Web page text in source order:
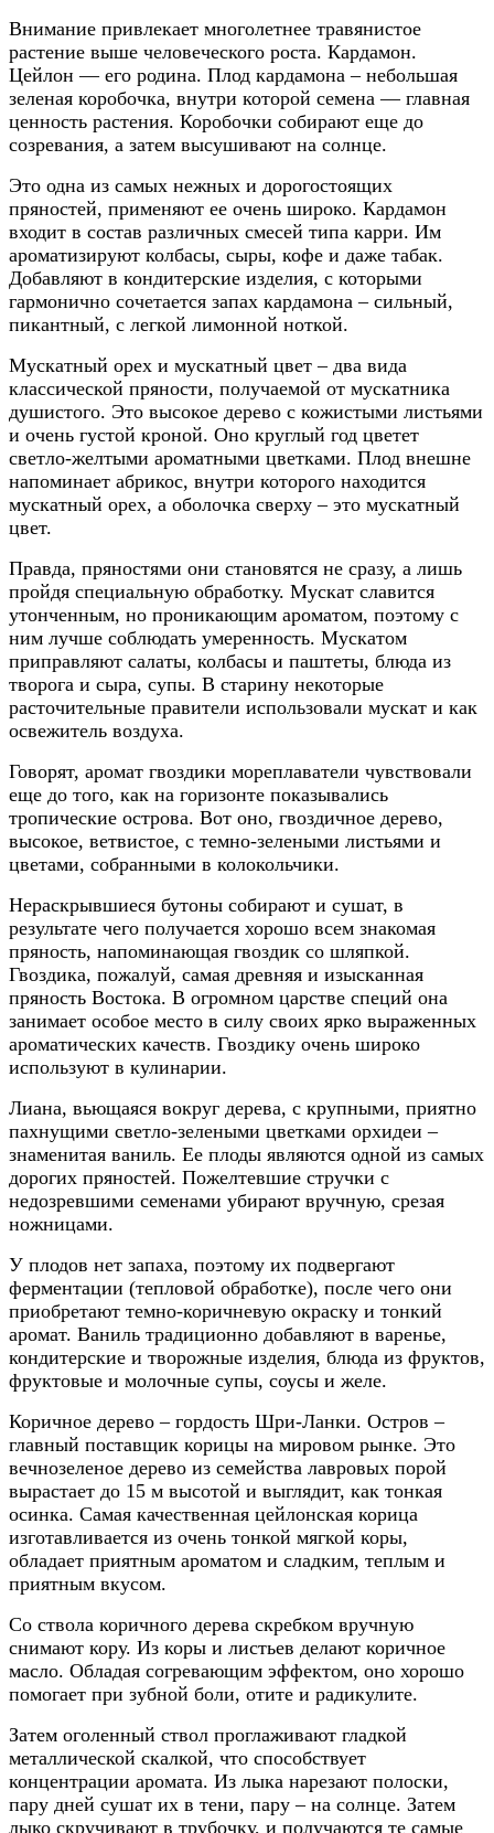
Внимание привлекает многолетнее травянистое
растение выше человеческого роста. Кардамон.
Цейлон — его родина. Плод кардамона – небольшая
зеленая коробочка, внутри которой семена — главная
ценность растения. Коробочки собирают еще до
созревания, а затем высушивают на солнце.
Это одна из самых нежных и дорогостоящих
пряностей, применяют ее очень широко. Кардамон
входит в состав различных смесей типа карри. Им
ароматизируют колбасы, сыры, кофе и даже табак.
Добавляют в кондитерские изделия, с которыми
гармонично сочетается запах кардамона – сильный,
пикантный, с легкой лимонной ноткой.
Мускатный орех и мускатный цвет – два вида
классической пряности, получаемой от мускатника
душистого. Это высокое дерево с кожистыми листьями
и очень густой кроной. Оно круглый год цветет
светло-желтыми ароматными цветками. Плод внешне
напоминает абрикос, внутри которого находится
мускатный орех, а оболочка сверху – это мускатный
цвет.
Правда, пряностями они становятся не сразу, а лишь
пройдя специальную обработку. Мускат славится
утонченным, но проникающим ароматом, поэтому с
ним лучше соблюдать умеренность. Мускатом
приправляют салаты, колбасы и паштеты, блюда из
творога и сыра, супы. В старину некоторые
расточительные правители использовали мускат и как
освежитель воздуха.
Говорят, аромат гвоздики мореплаватели чувствовали
еще до того, как на горизонте показывались
тропические острова. Вот оно, гвоздичное дерево,
высокое, ветвистое, с темно-зелеными листьями и
цветами, собранными в колокольчики.
Нераскрывшиеся бутоны собирают и сушат, в
результате чего получается хорошо всем знакомая
пряность, напоминающая гвоздик со шляпкой.
Гвоздика, пожалуй, самая древняя и изысканная
пряность Востока. В огромном царстве специй она
занимает особое место в силу своих ярко выраженных
ароматических качеств. Гвоздику очень широко
используют в кулинарии.
Лиана, вьющаяся вокруг дерева, с крупными, приятно
пахнущими светло-зелеными цветками орхидеи –
знаменитая ваниль. Ее плоды являются одной из самых
дорогих пряностей. Пожелтевшие стручки с
недозревшими семенами убирают вручную, срезая
ножницами.
У плодов нет запаха, поэтому их подвергают
ферментации (тепловой обработке), после чего они
приобретают темно-коричневую окраску и тонкий
аромат. Ваниль традиционно добавляют в варенье,
кондитерские и творожные изделия, блюда из фруктов,
фруктовые и молочные супы, соусы и желе.
Коричное дерево – гордость Шри-Ланки. Остров –
главный поставщик корицы на мировом рынке. Это
вечнозеленое дерево из семейства лавровых порой
вырастает до 15 м высотой и выглядит, как тонкая
осинка. Самая качественная цейлонская корица
изготавливается из очень тонкой мягкой коры,
обладает приятным ароматом и сладким, теплым и
приятным вкусом.
Со ствола коричного дерева скребком вручную
снимают кору. Из коры и листьев делают коричное
масло. Обладая согревающим эффектом, оно хорошо
помогает при зубной боли, отите и радикулите.
Затем оголенный ствол проглаживают гладкой
металлической скалкой, что способствует
концентрации аромата. Из лыка нарезают полоски,
пару дней сушат их в тени, пару – на солнце. Затем
лыко скручивают в трубочку, и получаются те самые